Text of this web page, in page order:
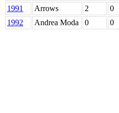
1991
Arrows 2 0
1992
Andrea Moda 0 0